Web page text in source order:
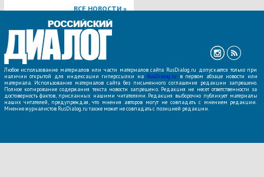
ВСЕ НОВОСТИ »
Любое использование материалов или части материалов сайта RusDialog.ru допускается только при
наличии открытой для индексации гиперссылки на RusDialog.ru в первом абзаце новости или
материала. Использование материалов сайта без письменного соглашения редакции запрещено.
Полное копирование содержания текста новости запрещено. Редакция не несет ответственности за
достоверность фактов, присланных нашими читателями. Редакция выборочно публикует материалы
наших читателей, предупреждая, что мнения авторов могут не совпадать с мнением редакции.
Мнение журналистов RusDialog.ru также может не совпадать с позицией редакции.